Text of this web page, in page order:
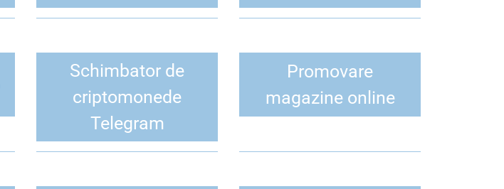
Schimbator de
criptomonede
Telegram
Promovare
magazine online